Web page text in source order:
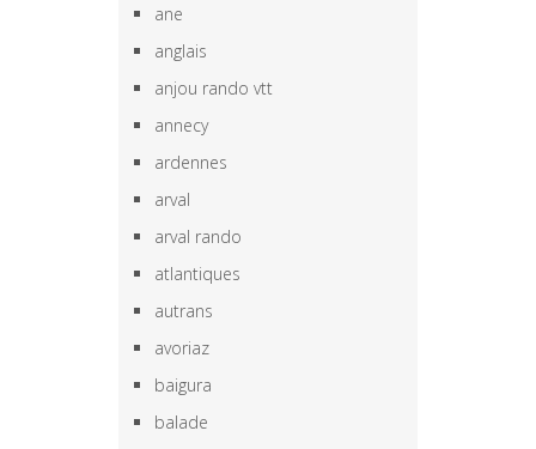
ane
anglais
anjou rando vtt
annecy
ardennes
arval
arval rando
atlantiques
autrans
avoriaz
baigura
balade